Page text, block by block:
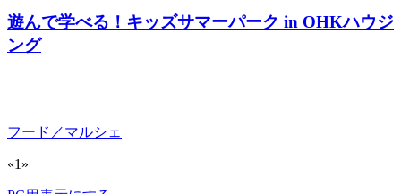
遊んで学べる！キッズサマーパーク in OHKハウジ
ング
フード／マルシェ
«1»